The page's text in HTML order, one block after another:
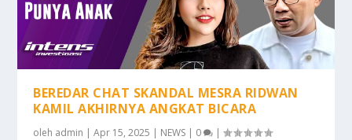
BEREDAR CHAT SKANDAL MESRA RIDWAN
KAMIL AKHIRNYA ANGKAT BICARA
oleh admin |Apr 15, 2025 | NEWS | 0 |